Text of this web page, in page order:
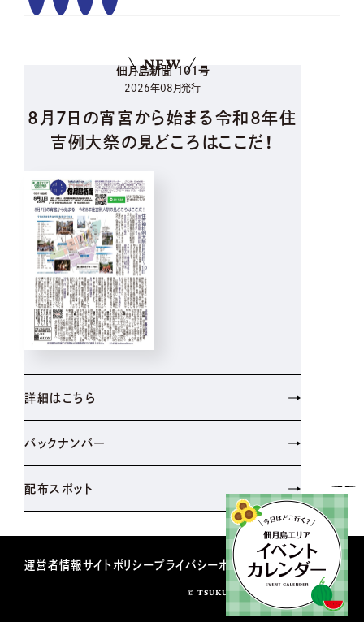
NEW
佃月島新聞 101号
2026年08月発行
8月7日の宵宮から始まる令和8年住
吉例大祭の見どころはここだ！
詳細はこちら
バックナンバー
配布スポット
運営者情報サイトポリシープライバシーポリシー
© TSUKUDATUKISHIMASHINBUN.